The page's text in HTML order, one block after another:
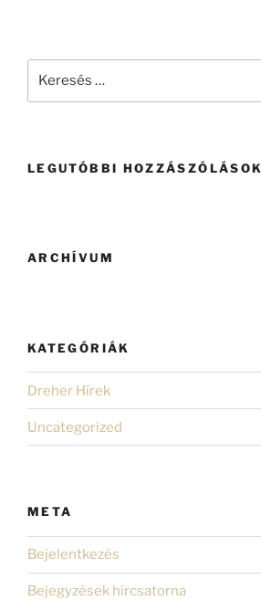
LEGUTÓBBI HOZZÁSZÓLÁSOK
ARCHÍVUM
KATEGÓRIÁK
Dreher Hírek
Uncategorized
META
Bejelentkezés
Bejegyzések hírcsatorna